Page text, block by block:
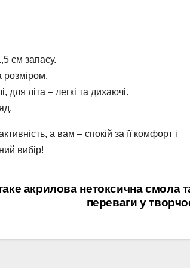
см запасу.
розміром.
для літа – легкі та дихаючі.
а вам – спокій за її комфорт і
вибір!
акрилова нетоксична смола та
переваги у